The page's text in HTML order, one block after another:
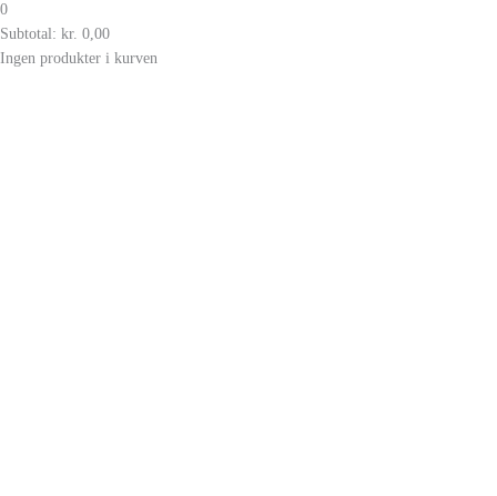
0
Subtotal: kr. 0,00
Ingen produkter i kurven